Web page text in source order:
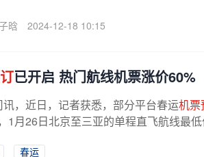
晗 2024-12-18 10:15
已开启 热门航线机票涨价60%
，近日，记者获悉，部分平台春运机票
1月26日北京至三亚的单程直飞航线最
春运